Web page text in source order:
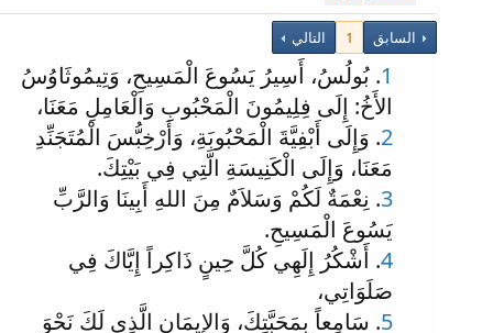
السابق 1 التالي
1. بُولُسُ، أَسِيرُ يَسُوعَ الْمَسِيحِ، وَتِيمُوثَاوُسُ
الأَخُ: إِلَى فِلِيمُونَ الْمَحْبُوبِ وَالْعَامِلِ مَعَنَا،
2. وَإِلَى أَبْفِيَّةَ الْمَحْبُوبَةِ، وَأَرْخِبُّسَ الْمُتَجَنِّدِ
مَعَنَا، وَإِلَى الْكَنِيسَةِ الَّتِي فِي بَيْتِكَ.
3. نِعْمَةٌ لَكُمْ وَسَلاَمٌ مِنَ اللهِ أَبِينَا وَالرَّبِّ
يَسُوعَ الْمَسِيحِ.
4. أَشْكُرُ إِلَهِي كُلَّ حِينٍ ذَاكِراً إِيَّاكَ فِي
صَلَوَاتِي،
5. سَامِعاً بِمَحَبَّتِكَ، وَالإِيمَانِ الَّذِي لَكَ نَحْوَ